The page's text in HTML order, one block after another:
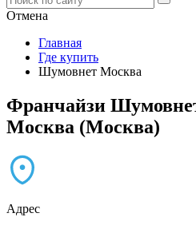
Отмена
Главная
Где купить
Шумовнет Москва
Франчайзи
Москва (Москва)
Адрес